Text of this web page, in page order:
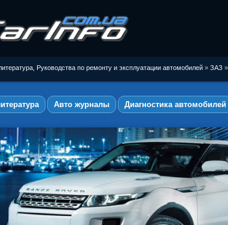
Руководства по
и эксплуатации
Руководства по ремонту и эксплуатации автомобилей » ЗАЗ
Авто журналы Диагностика автомобилей